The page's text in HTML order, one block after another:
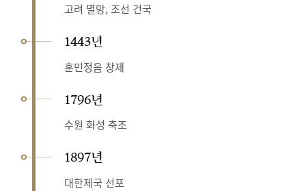
고려 멸망, 조선 건국
1443년
훈민정음 창제
1796년
수원 화성 축조
1897년
대한제국 선포